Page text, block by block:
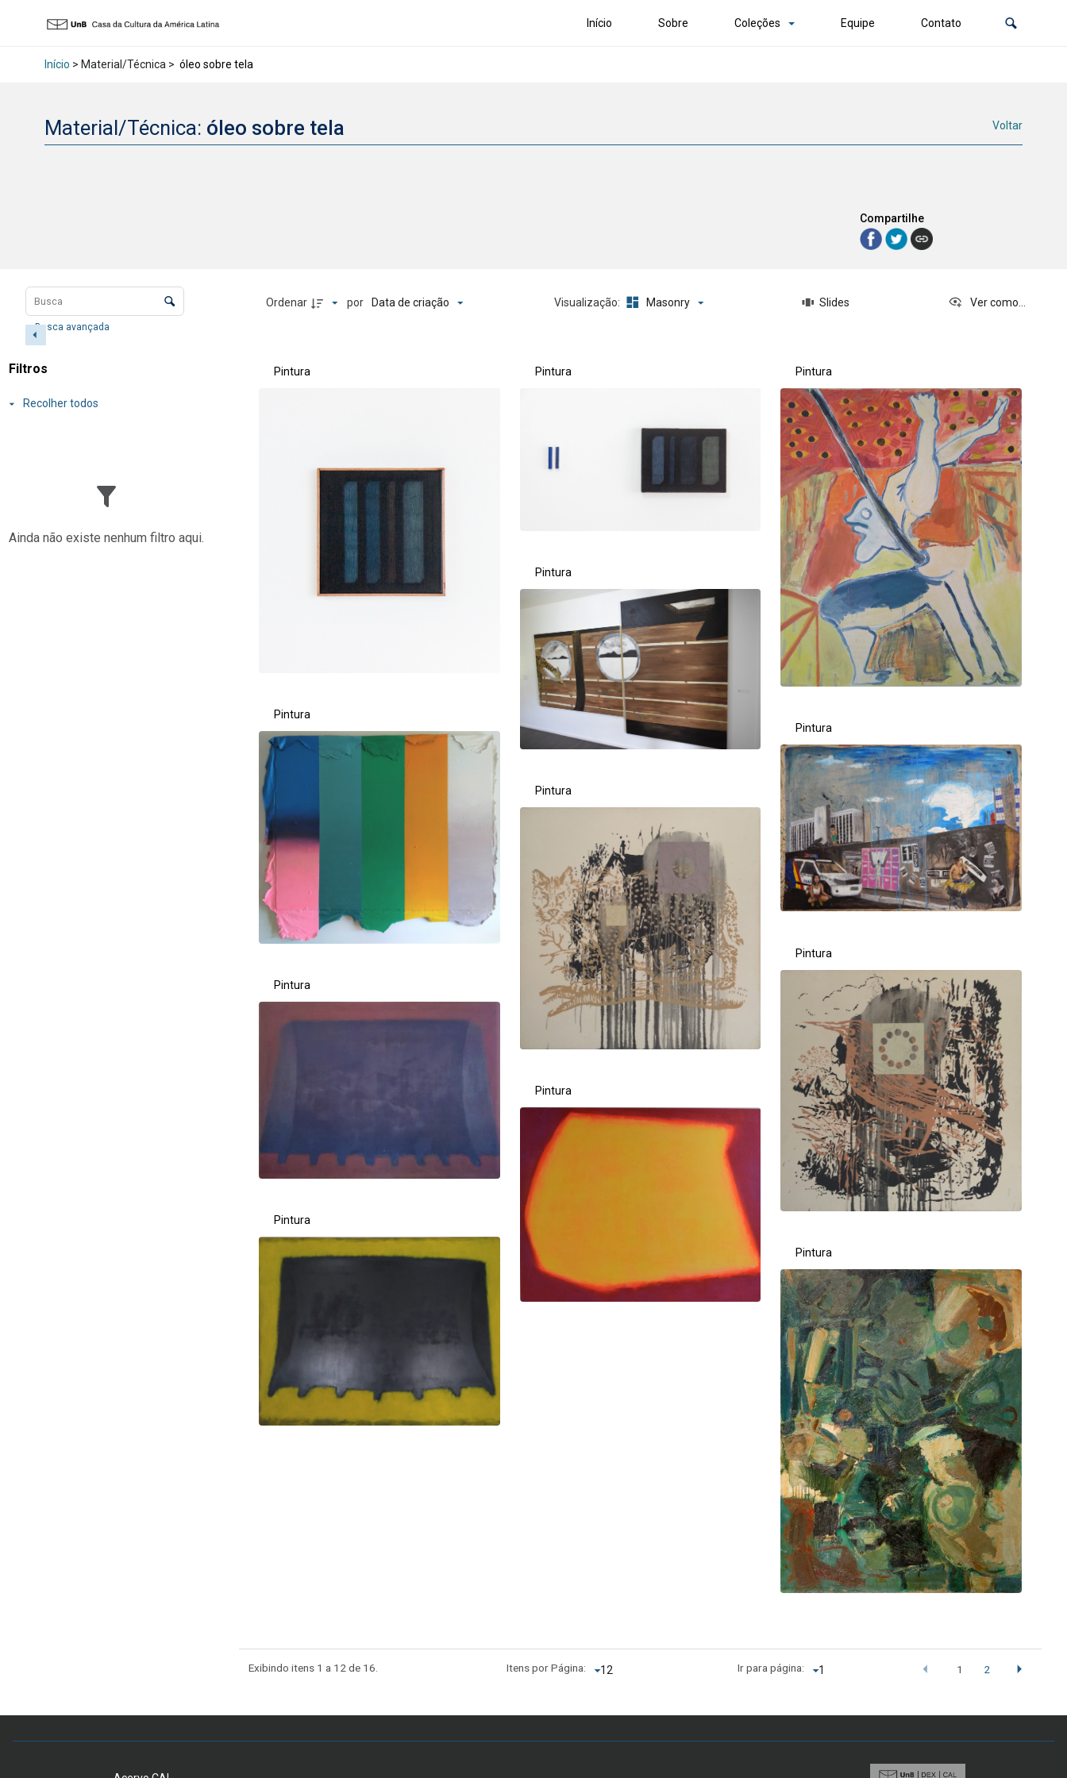
Início Sobre Coleções Equipe Contato
Início > Material/Técnica > óleo sobre tela
Material/Técnica: óleo sobre tela Voltar
Compartilhe
Lista de itens
Controle de ordenação e visualização
Busca avançada
Ordenar por Data de criação Visualização: Masonry Slides Ver como...
Filtros
Recolher todos
Ainda não existe nenhum filtro aqui.
Resultados da lista de itens
Pintura Pintura Pintura
Pintura
Pintura
Pintura
Pintura
Pintura
Pintura
Pintura
Pintura
Pintura
Exibindo itens 1 a 12 de 16. Itens por Página: Ir para página: 1 2